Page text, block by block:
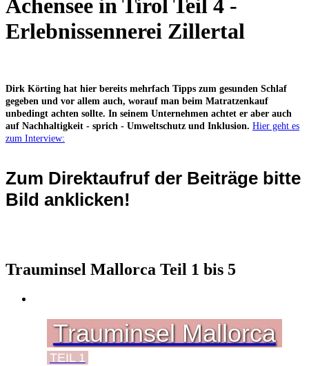
Achensee in Tirol Teil 4 -
Erlebnissennerei Zillertal
Dirk Körting hat hier bereits mehrfach Tipps zum gesunden Schlaf
gegeben und vor allem auch, worauf man beim Matratzenkauf
unbedingt achten sollte. In seinem Unternehmen achtet er aber auch
auf Nachhaltigkeit - sprich - Umweltschutz und Inklusion. Hier geht es
zum Interview:
Zum Direktaufruf der Beiträge bitte
Bild anklicken!
Trauminsel Mallorca Teil 1 bis 5
Trauminsel Mallorca
TEIL 1